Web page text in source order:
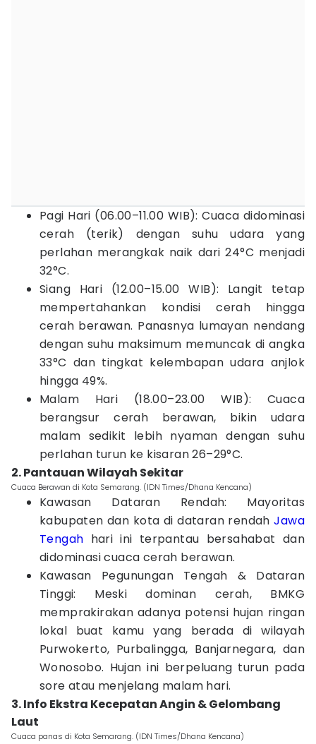
Pagi Hari (06.00–11.00 WIB): Cuaca didominasi
cerah (terik) dengan suhu udara yang
perlahan merangkak naik dari 24°C menjadi
32°C.
Siang Hari (12.00–15.00 WIB): Langit tetap
mempertahankan kondisi cerah hingga
cerah berawan. Panasnya lumayan nendang
dengan suhu maksimum memuncak di angka
33°C dan tingkat kelembapan udara anjlok
hingga 49%.
Malam Hari (18.00–23.00 WIB): Cuaca
berangsur cerah berawan, bikin udara
malam sedikit lebih nyaman dengan suhu
perlahan turun ke kisaran 26–29°C.
2. Pantauan Wilayah Sekitar
Cuaca Berawan di Kota Semarang. (IDN Times/Dhana Kencana)
Kawasan Dataran Rendah: Mayoritas
kabupaten dan kota di dataran rendahJawa
Tengah hari ini terpantau bersahabat dan
didominasi cuaca cerah berawan.
Kawasan Pegunungan Tengah & Dataran
Tinggi: Meski dominan cerah, BMKG
memprakirakan adanya potensi hujan ringan
lokal buat kamu yang berada di wilayah
Purwokerto, Purbalingga, Banjarnegara, dan
Wonosobo. Hujan ini berpeluang turun pada
sore atau menjelang malam hari.
3. Info Ekstra Kecepatan Angin & Gelombang
Laut
Cuaca panas di Kota Semarang. (IDN Times/Dhana Kencana)